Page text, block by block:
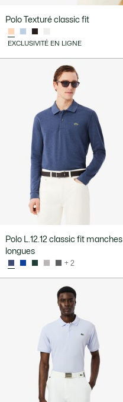
Polo Texturé classic fit
EXCLUSIVITÉ EN LIGNE
Polo L.12.12 classic fit manches
longues
+ 2